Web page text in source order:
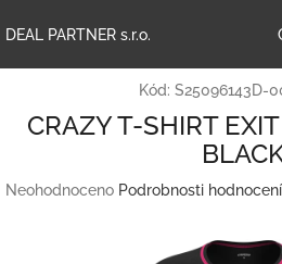
naDEAL PARTNER s.r.o.
Kód: S25096143D-
CRAZY T-SHIRT
Průměrné
Neohodnoceno Podrobnosti hodnocení